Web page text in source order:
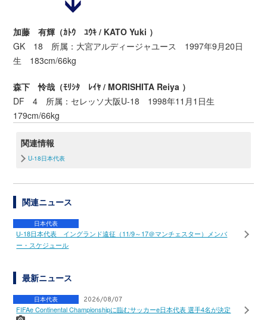
加藤 有輝（ｶﾄｳ ﾕｳｷ / KATO Yuki ）
GK 18 所属：大宮アルディージャユース 1997年9月20日
生 183cm/66kg
森下 怜哉（ﾓﾘｼﾀ ﾚｲﾔ / MORISHITA Reiya ）
DF 4 所属：セレッソ大阪U-18 1998年11月1日生
179cm/66kg
関連情報
U-18日本代表
関連ニュース
日本代表
U-18日本代表 イングランド遠征（11/9～17＠マンチェスター）メンバ
ー・スケジュール
最新ニュース
日本代表 2026/08/07
FIFAe Continental Championshipに臨むサッカーe日本代表 選手4名が決定